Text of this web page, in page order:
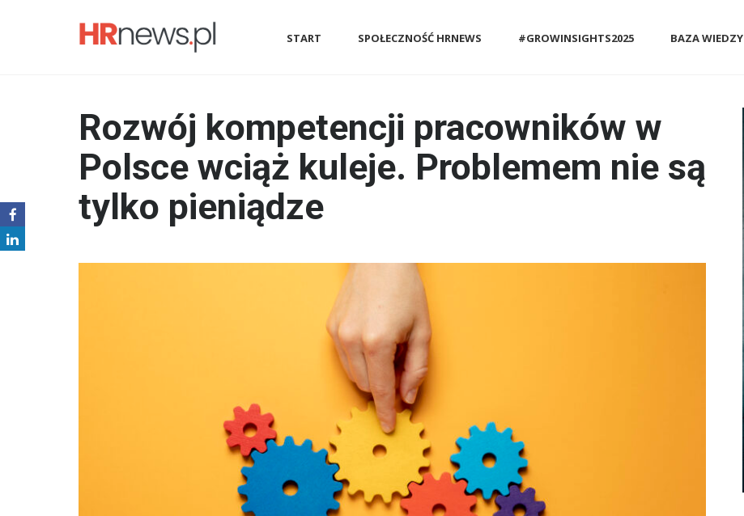
START SPOŁECZNOŚĆ HRNEWS #GROWINSIGHTS2025 BAZA WIEDZY
Rozwój kompetencji pracowników w
Polsce wciąż kuleje. Problemem nie są
tylko pieniądze